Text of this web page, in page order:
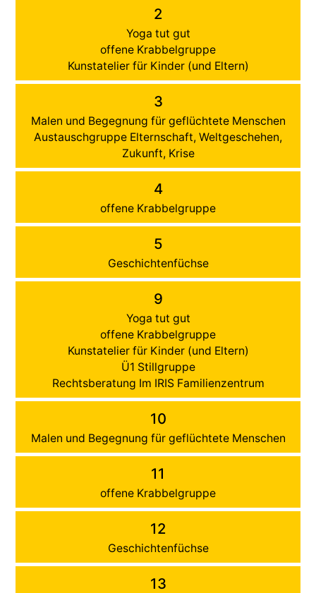
2
Yoga tut gut
offene Krabbelgruppe
Kunstatelier für Kinder (und Eltern)
3
Malen und Begegnung für geflüchtete Menschen
Austauschgruppe Elternschaft, Weltgeschehen,
Zukunft, Krise
4
offene Krabbelgruppe
5
Geschichtenfüchse
9
Yoga tut gut
offene Krabbelgruppe
Kunstatelier für Kinder (und Eltern)
Ü1 Stillgruppe
Rechtsberatung Im IRIS Familienzentrum
10
Malen und Begegnung für geflüchtete Menschen
11
offene Krabbelgruppe
12
Geschichtenfüchse
13